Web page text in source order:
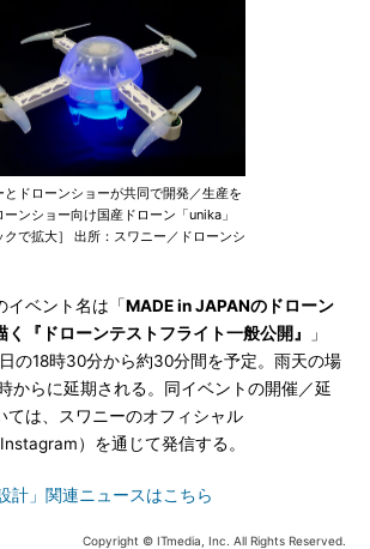
とドローンショーが共同で開発／生産を
ーンショー向け国産ドローン「unika」
クで拡大］ 出所：スワニー／ドローンシ
ベント名は「MADE in JAPANのドローン
『ドローンテストフライト一般公開』
」
の18時30分から約30分間を予定。雨天の場
からに延期される。同イベントの開催／延
ては、スワニーのオフィシャル
）を通じて発信する。
計」関連ニュースはこちら
Copyright © ITmedia, Inc. All Rights Reserved.